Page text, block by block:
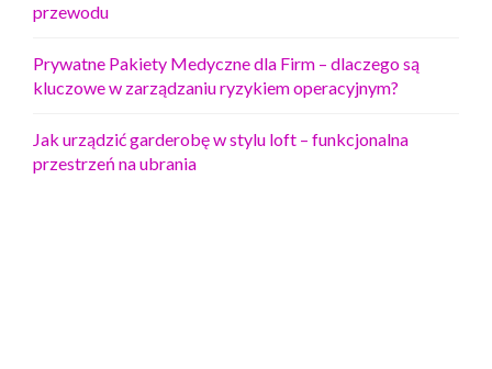
przewodu
Prywatne Pakiety Medyczne dla Firm – dlaczego są
kluczowe w zarządzaniu ryzykiem operacyjnym?
Jak urządzić garderobę w stylu loft – funkcjonalna
przestrzeń na ubrania